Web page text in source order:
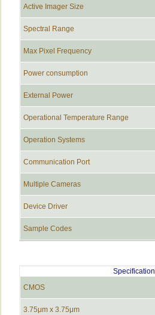
Active Imager Size
Spectral Range
Max Pixel Frequency
Power consumption
External Power
Operational Temperature Range
Operation Systems
Communication Port
Multiple Cameras
Device Driver
Sample Codes
Specification
CMOS
3.75μm x 3.75μm